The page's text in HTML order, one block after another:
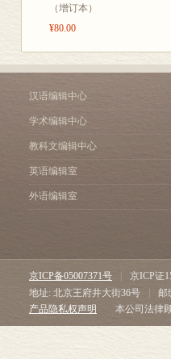
（增订本）
¥80.00
汉语编辑中心
学术编辑中心
教科文编辑中心
英语编辑室
外语编辑室
京ICP备05007371号 京ICP证
地址: 北京王府井大街36号
邮
产品隐私权声明
本公司法律